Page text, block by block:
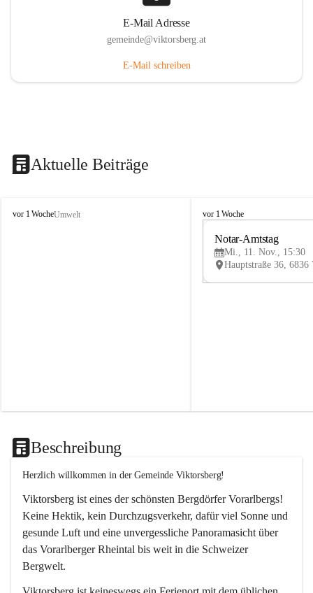
E-Mail Adresse
gemeinde@viktorsberg.at
E-Mail schreiben
Aktuelle Beiträge
V
vor 1 WocheUmwelt
V
vor 1 Woche
Notar-Amtstag
Mi., 11. Nov., 15:30
Beschreibung
Herzlich willkommen in der Gemeinde Viktorsberg!
Viktorsberg ist eines der schönsten Bergdörfer Vorarlbergs!
Keine Hektik, kein Durchzugsverkehr, dafür viel Sonne und
gesunde Luft und eine unvergessliche Panoramasicht über
das Vorarlberger Rheintal bis weit in die Schweizer
Bergwelt.